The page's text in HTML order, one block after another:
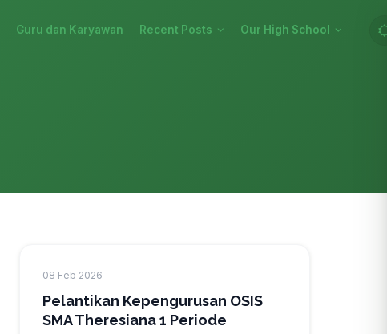
Guru dan Karyawan Recent Posts Our High School
08 Feb 2026
Pelantikan Kepengurusan OSIS
SMA Theresiana 1 Periode